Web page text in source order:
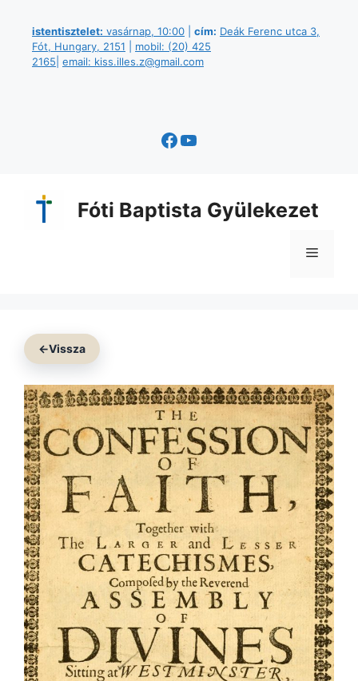
tartalomba
istentisztelet: vasárnap, 10:00 cím: Deák Ferenc utca 3,
Fót, Hungary, 2151
mobil: (20) 425
2165 email: kiss.illes.z@gmail.com
Facebook
YouTube
Fóti Baptista Gyülekezet
Menü
←Vissza